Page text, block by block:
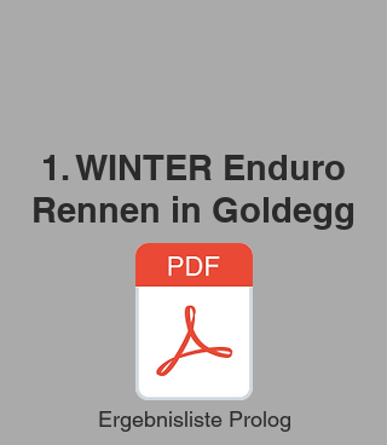
1. WINTER Enduro
Rennen in Goldegg
Ergebnisliste Prolog